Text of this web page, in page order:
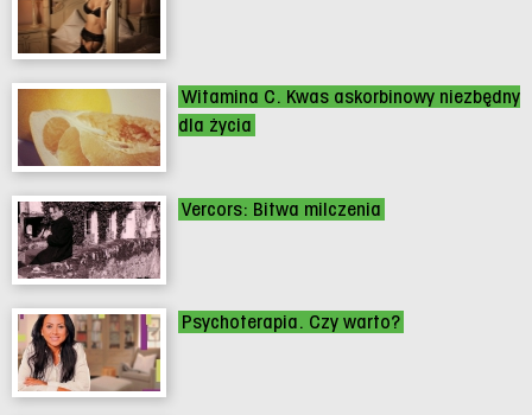
Witamina C. Kwas askorbinowy niezbędny
dla życia
Vercors: Bitwa milczenia
Psychoterapia. Czy warto?